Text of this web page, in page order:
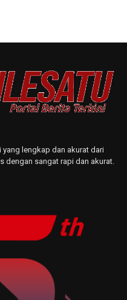
lengkap dan akurat dari
dengan sangat rapi dan akurat.